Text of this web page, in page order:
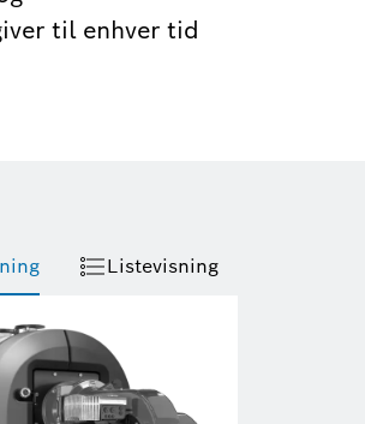
til enhver tid
Listevisning